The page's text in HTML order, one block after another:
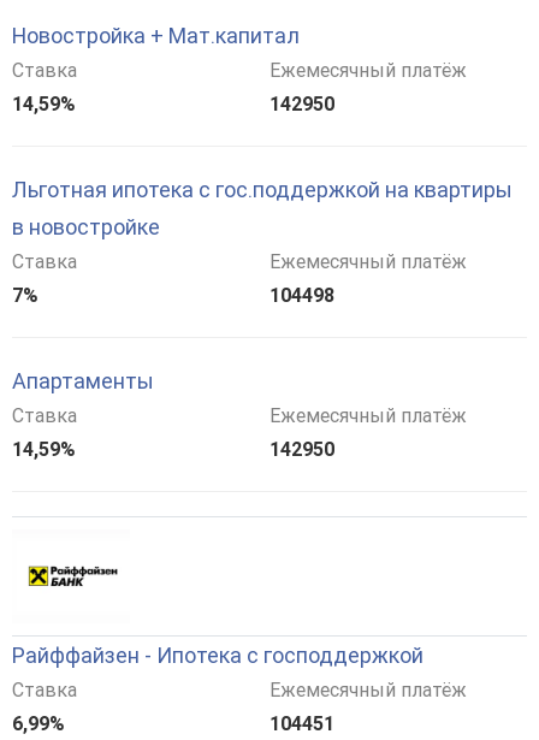
Новостройка + Мат.капитал
Ставка
14,59%
Ежемесячный платёж
142950
Льготная ипотека с гос.поддержкой на квартиры
в новостройке
Ставка
7%
Ежемесячный платёж
104498
Апартаменты
Ставка
14,59%
Ежемесячный платёж
142950
Райффайзен - Ипотека с господдержкой
Ставка
6,99%
Ежемесячный платёж
104451